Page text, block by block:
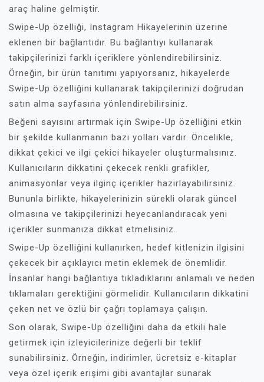
araç haline gelmiştir.
Swipe-Up özelliği, Instagram Hikayelerinin üzerine
eklenen bir bağlantıdır. Bu bağlantıyı kullanarak
takipçilerinizi farklı içeriklere yönlendirebilirsiniz.
Örneğin, bir ürün tanıtımı yapıyorsanız, hikayelerde
Swipe-Up özelliğini kullanarak takipçilerinizi doğrudan
satın alma sayfasına yönlendirebilirsiniz.
Beğeni sayısını artırmak için Swipe-Up özelliğini etkin
bir şekilde kullanmanın bazı yolları vardır. Öncelikle,
dikkat çekici ve ilgi çekici hikayeler oluşturmalısınız.
Kullanıcıların dikkatini çekecek renkli grafikler,
animasyonlar veya ilginç içerikler hazırlayabilirsiniz.
Bununla birlikte, hikayelerinizin sürekli olarak güncel
olmasına ve takipçilerinizi heyecanlandıracak yeni
içerikler sunmanıza dikkat etmelisiniz.
Swipe-Up özelliğini kullanırken, hedef kitlenizin ilgisini
çekecek bir açıklayıcı metin eklemek de önemlidir.
İnsanlar hangi bağlantıya tıkladıklarını anlamalı ve neden
tıklamaları gerektiğini görmelidir. Kullanıcıların dikkatini
çeken net ve özlü bir çağrı toplamaya çalışın.
Son olarak, Swipe-Up özelliğini daha da etkili hale
getirmek için izleyicilerinize değerli bir teklif
sunabilirsiniz. Örneğin, indirimler, ücretsiz e-kitaplar
veya özel içerik erişimi gibi avantajlar sunarak